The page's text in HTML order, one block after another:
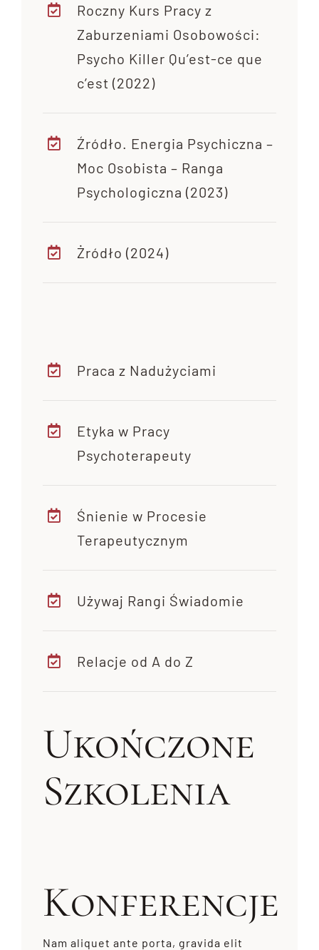
Roczny Kurs Pracy z
Zaburzeniami Osobowości:
Psycho Killer Qu’est-ce que
c’est (2022)
Źródło. Energia Psychiczna –
Moc Osobista – Ranga
Psychologiczna (2023)
Żródło (2024)
Praca z Nadużyciami
Etyka w Pracy
Psychoterapeuty
Śnienie w Procesie
Terapeutycznym
Używaj Rangi Świadomie
Relacje od A do Z
Ukończone
Szkolenia
Konferencje
Nam aliquet ante porta, gravida elit